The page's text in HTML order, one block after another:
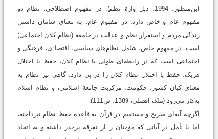
ابن‌منظور، 1994، ذیل واژة نظم). در مفهوم اصطلاحی، نظام دو
مفهوم عام و خاص دارد. در مفهوم عام، به معنای سامان داشتن
زندگی مردم و استقرار نظم و عدالت در جامعه (نظام کلان اجتماعی)
است. در مفهوم خاص، شامل نظام‌های سیاسی، اقتصادی، فرهنگی و
اجتماعی است که در رابطه‌ای طولی با نظام کلان، حفظ یا اختلال
هریک، حفظ یا اختلال نظام کلان را در پی دارد. گاهی نیز نظام به
معنای کیان کشور، حکومت، مرکزیت جامعة اسلامی، و نظام اسلام
به‌کار می‌رود (ملک افضلی، 1389، ص111).
اگرچه آیه‌ای صریح و مستقیم در قرآن به قاعدة حفظ نظام نپرداخته،
اما با تأمل در آیاتی که مؤمنان را از تفرقه برحذر داشته و به اتحاد